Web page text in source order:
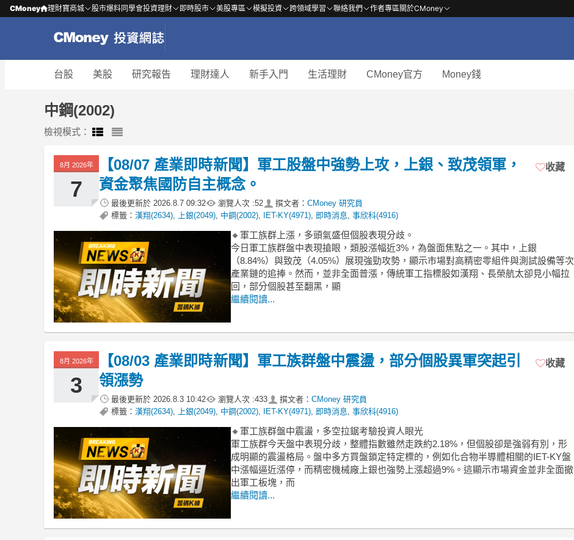
CMoney 理財寶商城 股市爆料同學會投資理財 即時股市 美股專區 模擬投資 跨領域學習 聯絡我們 作者專區關於CMoney
台股 美股 研究報告 理財達人 新手入門 生活理財 CMoney官方 Money錢
中鋼(2002)
檢視模式：
8月 2026年
7
【08/07 產業即時新聞】軍工股盤中強勢上攻，上銀、致茂領軍，
資金聚焦國防自主概念。
最後更新於 2026.8.7 09:32 瀏覽人次 :52 撰文者： CMoney 研究員
標籤： 漢翔(2634) 上銀(2049) 中鋼(2002) IET-KY(4971) 即時消息 事欣科(4916)
收藏
🔸軍工族群上漲，多頭氣盛但個股表現分歧。
今日軍工族群盤中表現搶眼，類股漲幅近3%，為盤面焦點之一。其中，上銀
（8.84%）與致茂（4.05%）展現強勁攻勢，顯示市場對高精密零組件與測試設備等次
產業鏈的追捧。然而，並非全面普漲，傳統軍工指標股如漢翔、長榮航太卻見小幅拉
回，部分個股甚至翻黑，顯
繼續閱讀...
8月 2026年
3
【08/03 產業即時新聞】軍工族群盤中震盪，部分個股異軍突起引
領漲勢
最後更新於 2026.8.3 10:42 瀏覽人次 :433 撰文者： CMoney 研究員
標籤： 漢翔(2634) 上銀(2049) 中鋼(2002) IET-KY(4971) 即時消息 事欣科(4916)
收藏
🔸軍工族群盤中震盪，多空拉鋸考驗投資人眼光
軍工族群今天盤中表現分歧，整體指數雖然走跌約2.18%，但個股卻是強弱有別，形
成明顯的震盪格局。盤中多方買盤鎖定特定標的，例如化合物半導體相關的IET-KY盤
中漲幅逼近漲停，而精密機械廠上銀也強勢上漲超過9%。這顯示市場資金並非全面撤
出軍工板塊，而
繼續閱讀...